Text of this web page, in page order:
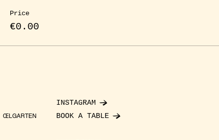
Price
€0.00
ŒLGARTEN
INSTAGRAM
BOOK A TABLE